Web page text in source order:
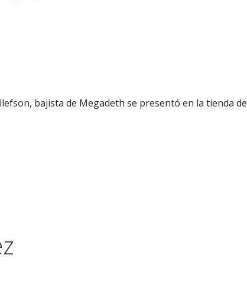
bajista de Megadeth se presentó en la tienda de